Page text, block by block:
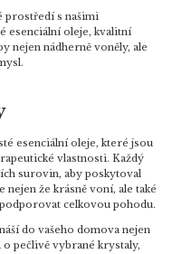
prostředí s našimi
esenciální oleje, kvalitní
nejen nádherně voněly, ale
esenciální oleje, které jsou
vlastnosti. Každý
surovin, aby poskytoval
nejen že krásně voní, ale také
celkovou pohodu.
do vašeho domova nejen
o pečlivě vybrané krystaly,